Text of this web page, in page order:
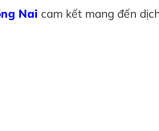
Nai cam kết mang đến